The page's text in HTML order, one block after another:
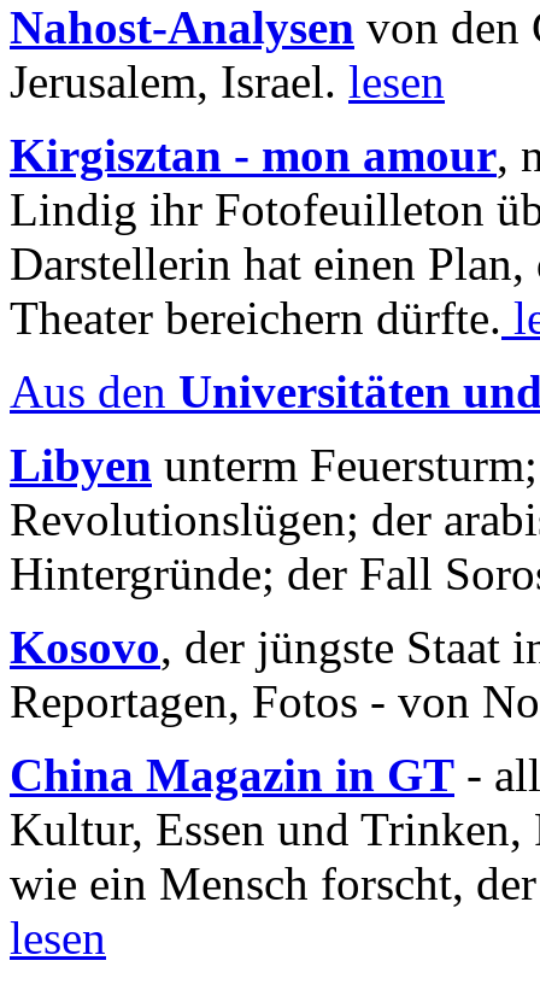
Nahost-Analysen von den
Jerusalem, Israel. lesen
Kirgisztan - mon amour,
Lindig ihr Fotofeuilleton
Darstellerin hat einen Plan,
Theater bereichern dürfte.
Aus den Universitäten
Libyen unterm
Revolutionslügen; der
Hintergründe; der Fall
Kosovo, der jüngste Staat
Reportagen, Fotos - von
China Magazin in GT -
Kultur, Essen und
wie ein Mensch forscht,
lesen